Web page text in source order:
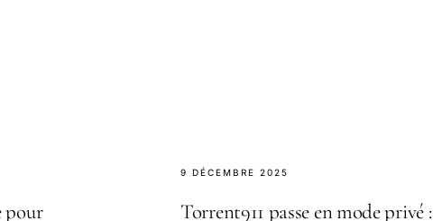
pour
9 DÉCEMBRE 2025
Torrent911 passe en mode privé :